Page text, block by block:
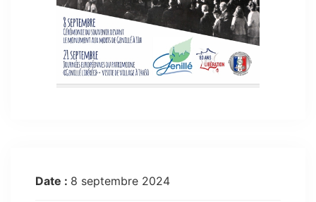
Date : 8 septembre 2024